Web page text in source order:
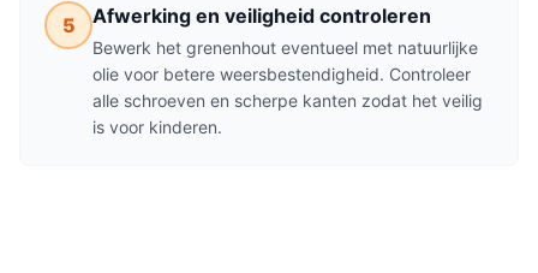
5 Afwerking en veiligheid controleren
Bewerk het grenenhout eventueel met natuurlijke
olie voor betere weersbestendigheid. Controleer
alle schroeven en scherpe kanten zodat het veilig
is voor kinderen.